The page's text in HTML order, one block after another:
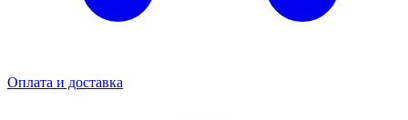
Оплата и доставка